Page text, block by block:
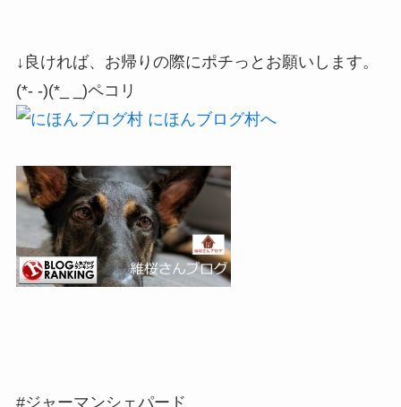
↓良ければ、お帰りの際にポチっとお願いします。
(*- -)(*_ _)ペコリ
#ジャーマンシェパード